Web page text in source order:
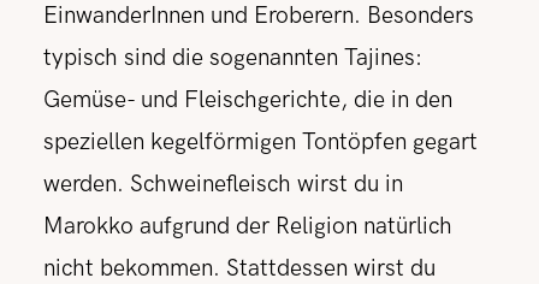
EinwanderInnen und Eroberern. Besonders
typisch sind die sogenannten Tajines:
Gemüse- und Fleischgerichte, die in den
speziellen kegelförmigen Tontöpfen gegart
werden. Schweinefleisch wirst du in
Marokko aufgrund der Religion natürlich
nicht bekommen. Stattdessen wirst du